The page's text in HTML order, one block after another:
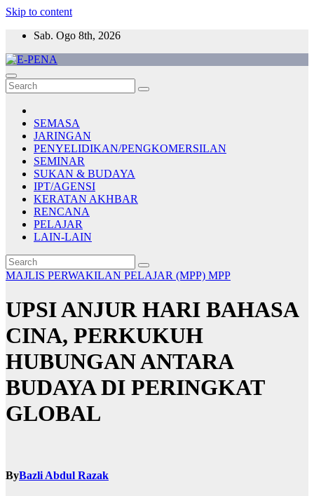
Skip to content
Sab. Ogo 8th, 2026
E-PENA
Berita Digital Terkini
SEMASA
JARINGAN
PENYELIDIKAN/PENGKOMERSILAN
SEMINAR
SUKAN & BUDAYA
IPT/AGENSI
KERATAN AKHBAR
RENCANA
PELAJAR
LAIN-LAIN
MAJLIS PERWAKILAN PELAJAR (MPP) MPP
UPSI ANJUR HARI BAHASA
CINA, PERKUKUH
HUBUNGAN ANTARA
BUDAYA DI PERINGKAT
GLOBAL
ByBazli Abdul Razak